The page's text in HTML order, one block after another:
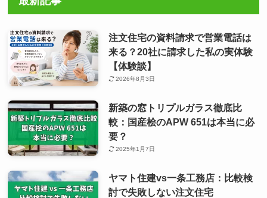
注文住宅の資料請求で営業電話は
来る？20社に請求した私の実体験
【体験談】
2026年8月3日
新築の窓トリプルガラス徹底比
較：国産桧のAPW 651は本当に必
要？
2025年1月7日
ヤマト住建vs一条工務店：比較検
討で失敗しない注文住宅